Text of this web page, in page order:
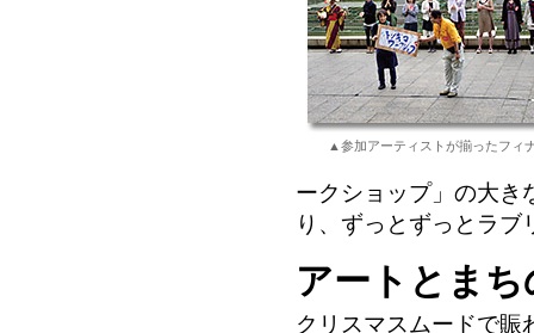
▲参加アーティストが揃ったフィ
ークショップ」の大き
り、ずっとずっとラブ
アートとま
クリスマスムードで賑